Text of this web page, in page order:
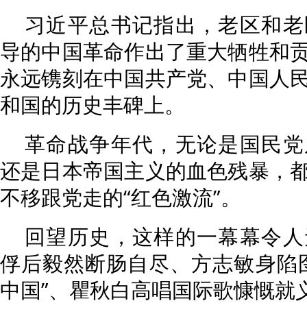
习近平总书记指出，老区和
导的中国革命作出了重大牺牲和
永远镌刻在中国共产党、中国人
和国的历史丰碑上。
革命战争年代，无论是国民
还是日本帝国主义的血色残暴，
不移跟党走的“红色激流”。
回望历史，这样的一幕幕令
俘后毅然断肠自尽、方志敏身陷
中国”、瞿秋白高唱国际歌慷慨